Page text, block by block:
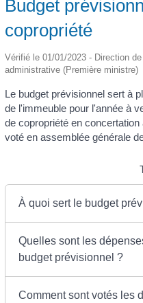
Budget
copropriété
Vérifié le 01/01/2023 - Direction
administrative (Première ministre)
Le budget prévisionnel sert à
de l'immeuble pour l'année à
de copropriété en
voté en assemblée générale
À quoi sert le budget
Quelles sont les
budget prévisionnel ?
Comment sont votés les